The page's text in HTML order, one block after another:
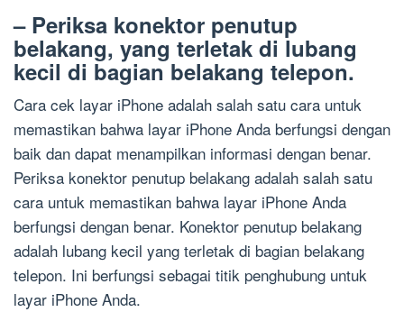
– Periksa konektor penutup
belakang, yang terletak di lubang
kecil di bagian belakang telepon.
Cara cek layar iPhone adalah salah satu cara untuk
memastikan bahwa layar iPhone Anda berfungsi dengan
baik dan dapat menampilkan informasi dengan benar.
Periksa konektor penutup belakang adalah salah satu
cara untuk memastikan bahwa layar iPhone Anda
berfungsi dengan benar. Konektor penutup belakang
adalah lubang kecil yang terletak di bagian belakang
telepon. Ini berfungsi sebagai titik penghubung untuk
layar iPhone Anda.